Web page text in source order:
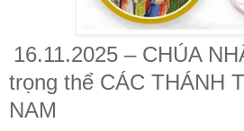
16.11.2025 – CHÚA
trọng thể CÁC THÁNH
NAM